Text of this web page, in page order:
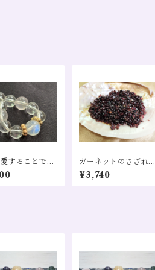
することで良
寄せるストラ
ガーネットのさざれー
２００gー
¥3,740